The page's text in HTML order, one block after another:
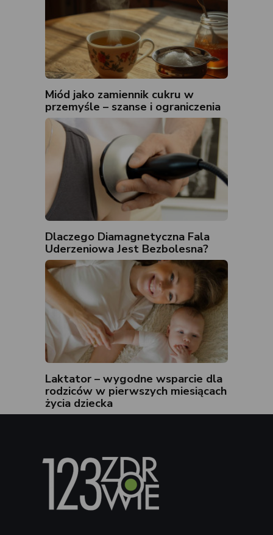
Miód jako zamiennik cukru w
przemyśle – szanse i ograniczenia
Dlaczego Diamagnetyczna Fala
Uderzeniowa Jest Bezbolesna?
Laktator – wygodne wsparcie dla
rodziców w pierwszych miesiącach
życia dziecka